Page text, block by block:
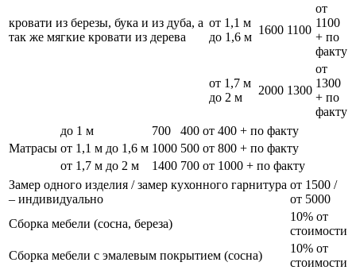
кровати из березы, бука и из дуба, а
так же мягкие кровати из дерева
от 1,1 м
до 1,6 м
1600 1100
от
1100
+ по
факту
от 1,7 м
до 2 м
2000 1300
от
1300
+ по
факту
Матрасы
до 1 м 700 400 от 400 + по факту
от 1,1 м до 1,6 м 1000 500 от 800 + по факту
от 1,7 м до 2 м
1400 700 от 1000 + по факту
Замер одного изделия / замер кухонного гарнитура
– индивидуально
от 1500 /
от 5000
Сборка мебели (сосна, береза)
10% от
стоимости
Сборка мебели с эмалевым покрытием (сосна)
10% от
стоимости